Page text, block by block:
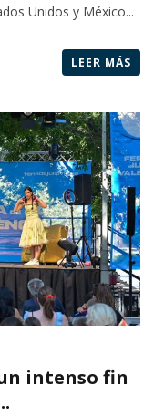
Unidos y México...
LEER MÁS
intenso fin